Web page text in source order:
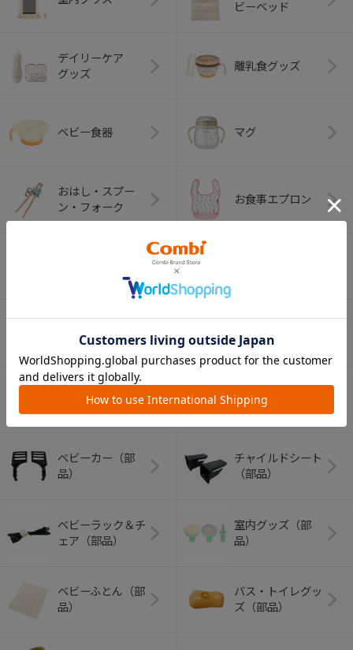
ビーベッド
デイリーケア
グッズ
離乳食グッズ
ベビー食器 マグ
おはし・スプー
ン・フォーク
お食事エプロン
（ヘルメット）
ペット用品
ベビーカー（部
品）
チャイルドシート
（部品）
ベビーラック＆チ
ェア（部品）
室内グッズ（部
品）
ベビーふとん（部
品）
バス・トイレグッ
ズ（部品）